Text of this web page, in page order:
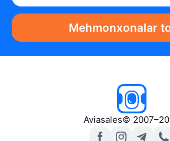
Mehmonxonalar
Aviasales©